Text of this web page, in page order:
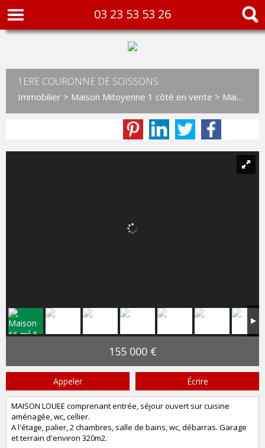
03 23 53 53 26
1ERE COURONNE DE SOISSONS
Immobilier > Maison Mitoyenne 1 côté en vente > Maison mitoyenne 1 côté VM11261
155 000 €
Appeler Écrire
MAISON LOUEE comprenant entrée, séjour ouvert sur cuisine
aménagée, wc, cellier.
A l'étage, palier, 2 chambres, salle de bains, wc, débarras. Garage
et terrain d'environ 320m2.